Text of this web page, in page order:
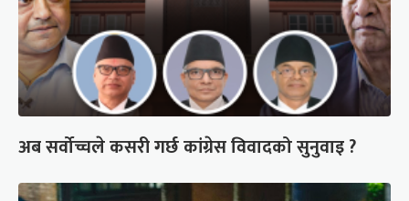
अब सर्वोच्चले कसरी गर्छ कांग्रेस विवादको सुनुवाइ ?